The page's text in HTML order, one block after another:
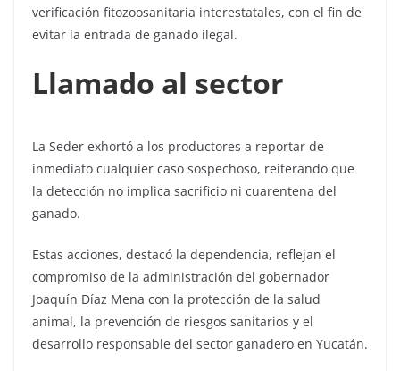
verificación fitozoosanitaria interestatales, con el fin de
evitar la entrada de ganado ilegal.
Llamado al sector
La Seder exhortó a los productores a reportar de
inmediato cualquier caso sospechoso, reiterando que
la detección no implica sacrificio ni cuarentena del
ganado.
Estas acciones, destacó la dependencia, reflejan el
compromiso de la administración del gobernador
Joaquín Díaz Mena con la protección de la salud
animal, la prevención de riesgos sanitarios y el
desarrollo responsable del sector ganadero en Yucatán.